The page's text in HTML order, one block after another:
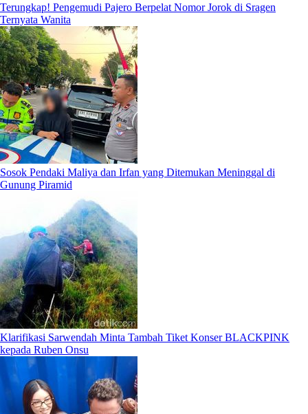
Terungkap! Pengemudi Pajero Berpelat Nomor Jorok di Sragen
Ternyata Wanita
Sosok Pendaki Maliya dan Irfan yang Ditemukan Meninggal di
Gunung Piramid
Klarifikasi Sarwendah Minta Tambah Tiket Konser BLACKPINK
kepada Ruben Onsu